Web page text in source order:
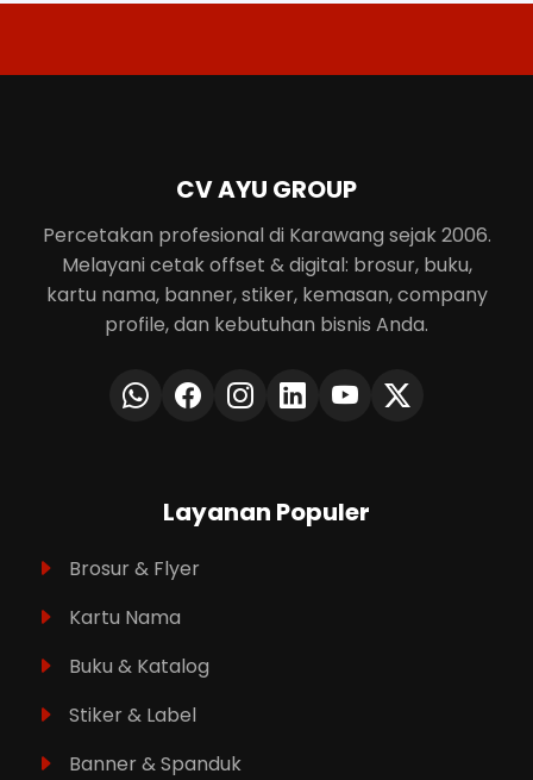
CV AYU GROUP
Percetakan profesional di Karawang sejak 2006.
Melayani cetak offset & digital: brosur, buku,
kartu nama, banner, stiker, kemasan, company
profile, dan kebutuhan bisnis Anda.
Layanan Populer
Brosur & Flyer
Kartu Nama
Buku & Katalog
Stiker & Label
Banner & Spanduk